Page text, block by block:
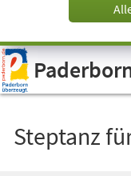
Visuelle
Assistenzsoftware
öffnen.
Steptanz